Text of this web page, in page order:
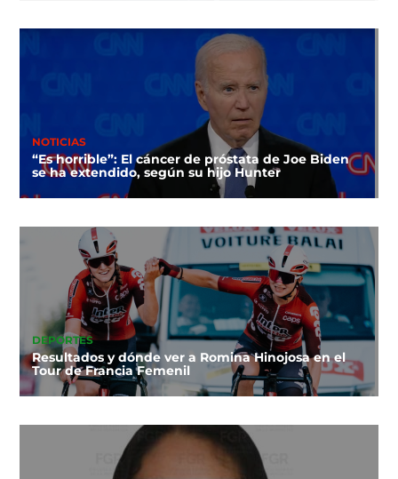
NOTICIAS
“Es horrible”: El cáncer de próstata de Joe Biden
se ha extendido, según su hijo Hunter
DEPORTES
Resultados y dónde ver a Romina Hinojosa en el
Tour de Francia Femenil